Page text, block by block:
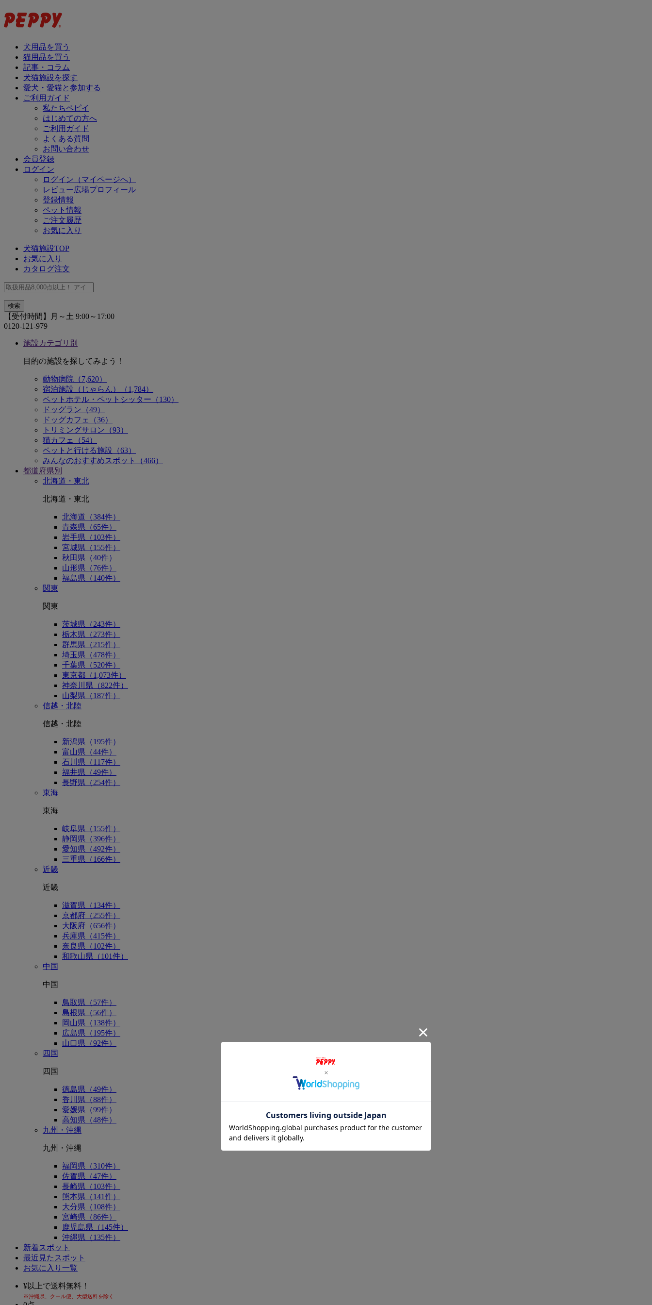
犬用品を買う
猫用品を買う
記事・コラム
犬猫施設を探す
愛犬・愛猫と参加する
ご利用ガイド
私たちペピイ
はじめての方へ
ご利用ガイド
よくある質問
お問い合わせ
会員登録
ログイン
ログイン（マイページへ）
レビュー広場プロフィール
登録情報
ペット情報
ご注文履歴
お気に入り
犬猫施設TOP
お気に入り
カタログ注文
【受付時間】月～土 9:00～17:00
0120-121-979
施設カテゴリ別
目的の施設を探してみよう！
動物病院（7,620）
宿泊施設（じゃらん）（1,784）
ペットホテル・ペットシッター（130）
ドッグラン（49）
ドッグカフェ（36）
トリミングサロン（93）
猫カフェ（54）
ペットと行ける施設（63）
みんなのおすすめスポット（466）
都道府県別
北海道・東北
北海道・東北
北海道（384件）
青森県（65件）
岩手県（103件）
宮城県（155件）
秋田県（40件）
山形県（76件）
福島県（140件）
関東
関東
茨城県（243件）
栃木県（273件）
群馬県（215件）
埼玉県（478件）
千葉県（520件）
東京都（1,073件）
神奈川県（822件）
山梨県（187件）
信越・北陸
信越・北陸
新潟県（195件）
富山県（44件）
石川県（117件）
福井県（49件）
長野県（254件）
東海
東海
岐阜県（155件）
静岡県（396件）
愛知県（492件）
三重県（166件）
近畿
近畿
滋賀県（134件）
京都府（255件）
大阪府（656件）
兵庫県（415件）
奈良県（102件）
和歌山県（101件）
中国
中国
鳥取県（57件）
島根県（56件）
岡山県（138件）
広島県（195件）
山口県（92件）
四国
四国
徳島県（49件）
香川県（88件）
愛媛県（99件）
高知県（48件）
九州・沖縄
九州・沖縄
福岡県（310件）
佐賀県（47件）
長崎県（103件）
熊本県（141件）
大分県（108件）
宮崎県（86件）
鹿児島県（145件）
沖縄県（135件）
新着スポット
最近見たスポット
お気に入り一覧
¥以上で送料無料！
※沖縄県、クール便、大型送料を除く